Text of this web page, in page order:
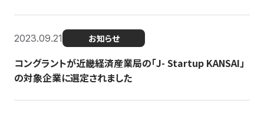
2023.09.21 お知らせ
コングラントが近畿経済産業局の「J- Startup KANSAI」
の対象企業に選定されました